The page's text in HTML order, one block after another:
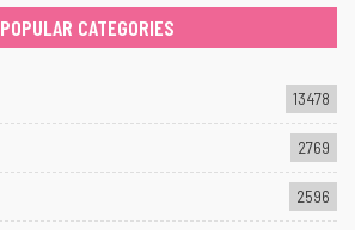
POPULAR CATEGORIES
13478
2769
2596